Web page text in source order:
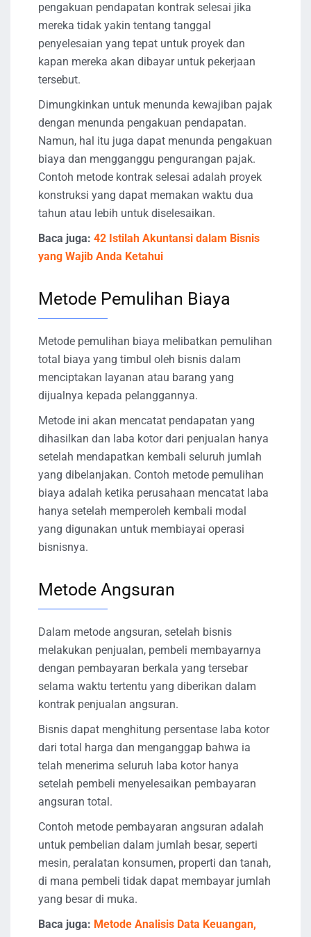
pengakuan pendapatan kontrak selesai jika
mereka tidak yakin tentang tanggal
penyelesaian yang tepat untuk proyek dan
kapan mereka akan dibayar untuk pekerjaan
tersebut.
Dimungkinkan untuk menunda kewajiban pajak
dengan menunda pengakuan pendapatan.
Namun, hal itu juga dapat menunda pengakuan
biaya dan mengganggu pengurangan pajak.
Contoh metode kontrak selesai adalah proyek
konstruksi yang dapat memakan waktu dua
tahun atau lebih untuk diselesaikan.
Baca juga: 42 Istilah Akuntansi dalam Bisnis
yang Wajib Anda Ketahui
Metode Pemulihan Biaya
Metode pemulihan biaya melibatkan pemulihan
total biaya yang timbul oleh bisnis dalam
menciptakan layanan atau barang yang
dijualnya kepada pelanggannya.
Metode ini akan mencatat pendapatan yang
dihasilkan dan laba kotor dari penjualan hanya
setelah mendapatkan kembali seluruh jumlah
yang dibelanjakan. Contoh metode pemulihan
biaya adalah ketika perusahaan mencatat laba
hanya setelah memperoleh kembali modal
yang digunakan untuk membiayai operasi
bisnisnya.
Metode Angsuran
Dalam metode angsuran, setelah bisnis
melakukan penjualan, pembeli membayarnya
dengan pembayaran berkala yang tersebar
selama waktu tertentu yang diberikan dalam
kontrak penjualan angsuran.
Bisnis dapat menghitung persentase laba kotor
dari total harga dan menganggap bahwa ia
telah menerima seluruh laba kotor hanya
setelah pembeli menyelesaikan pembayaran
angsuran total.
Contoh metode pembayaran angsuran adalah
untuk pembelian dalam jumlah besar, seperti
mesin, peralatan konsumen, properti dan tanah,
di mana pembeli tidak dapat membayar jumlah
yang besar di muka.
Baca juga: Metode Analisis Data Keuangan,